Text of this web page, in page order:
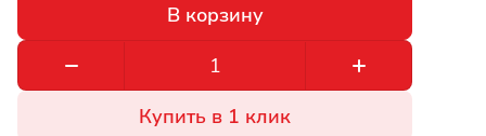
В корзину
Купить в 1 клик